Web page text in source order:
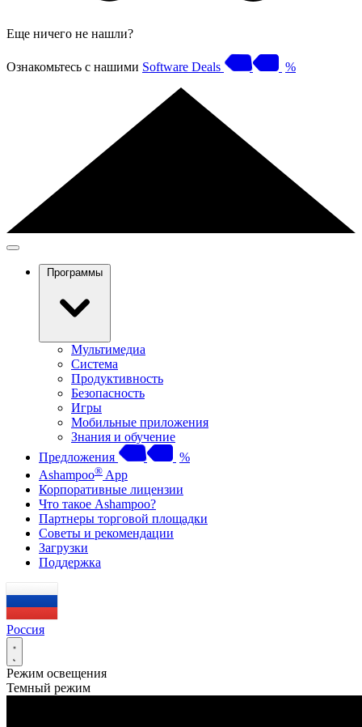
Еще ничего не нашли?
Ознакомьтесь с нашими Software Deals %
Программы
Мультимедиа
Система
Продуктивность
Безопасность
Игры
Мобильные приложения
Знания и обучение
Предложения
%
Ashampoo® App
Корпоративные лицензии
Что такое Ashampoo?
Партнеры торговой площадки
Советы и рекомендации
Загрузки
Поддержка
Россия
Режим освещения
Темный режим